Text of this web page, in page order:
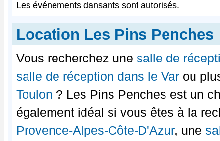
Les événements dansants sont autorisés.
Location Les Pins Penches
Vous recherchez une salle de
salle de réception dans le Var ou
Toulon ? Les Pins Penches est un
également idéal si vous êtes à la
Provence-Alpes-Côte-D'Azur, une